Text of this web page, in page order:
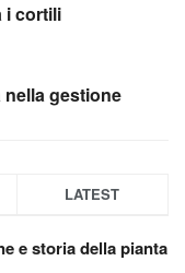
i cortili
nella gestione
LATEST
e storia della pianta